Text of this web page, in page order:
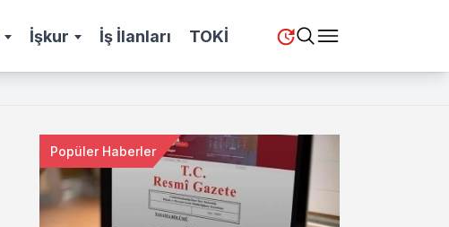
İşkur İş İlanları TOKİ
Popüler Haberler